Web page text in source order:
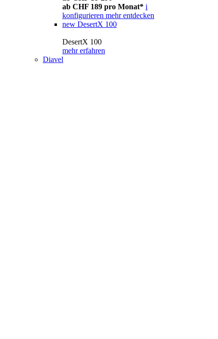
ab CHF 189 pro Monat* i
konfigurieren mehr entdecken
new DesertX 100
DesertX 100
mehr erfahren
Diavel